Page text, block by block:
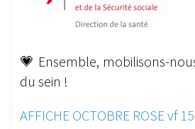
💗 Ensemble, mobilisons-
du sein !
AFFICHE OCTOBRE ROSE vf